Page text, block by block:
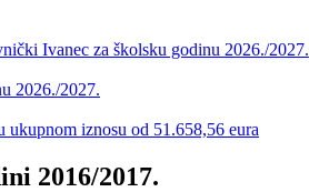
Ivanec za školsku godinu 2026./2027.
2026./2027.
ukupnom iznosu od 51.658,56 eura
2016/2017.